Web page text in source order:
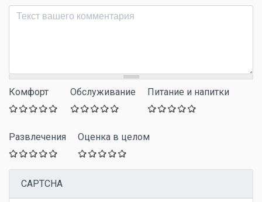
Комментарий*
Комфорт Обслуживание Питание и напитки
Развлечения Оценка в целом
CAPTCHA